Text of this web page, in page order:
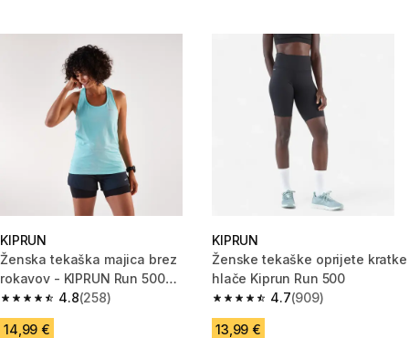
KIPRUN
Ženska tekaška majica brez
rokavov - KIPRUN Run 500
Comfort 4.8
4.8 od 5 zvezdic from 258 ocene
(258)
14,99 €
KIPRUN
Ženske tekaške oprijete kratke
hlače Kiprun Run 500
4.7
4.7 od 5 zvezdic from 909
(909)
13,99 €